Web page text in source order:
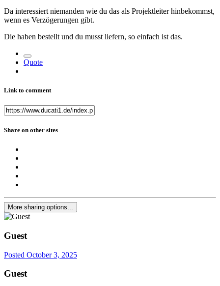
Da interessiert niemanden wie du das als Projektleiter hinbekommst,
wenn es Verzögerungen gibt.
Die haben bestellt und du musst liefern, so einfach ist das.
Quote
Link to comment
Share on other sites
More sharing options...
Guest
Posted October 3, 2025
Guest